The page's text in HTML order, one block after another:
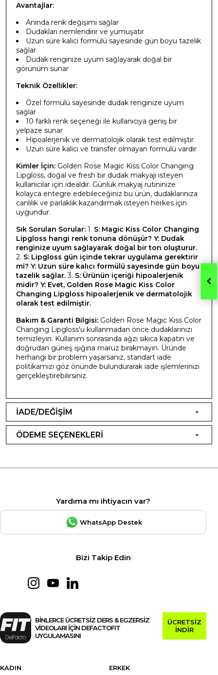
Avantajlar:
Anında renk değişimi sağlar
Dudakları nemlendirir ve yumuşatır
Uzun süre kalıcı formülü sayesinde gün boyu tazelik
sağlar
Dudak renginize uyum sağlayarak doğal bir
görünüm sunar
Teknik Özellikler:
Özel formülü sayesinde dudak renginize uyum
sağlar
10 farklı renk seçeneği ile kullanıcıya geniş bir
yelpaze sunar
Hipoalerjenik ve dermatolojik olarak test edilmiştir
Uzun süre kalıcı ve transfer olmayan formülü vardır
Kimler İçin: Golden Rose Magic Kiss Color Changing
Lipgloss, doğal ve fresh bir dudak makyajı isteyen
kullanıcılar için idealdir. Günlük makyaj rutininize
kolayca entegre edebileceğiniz bu ürün, dudaklarınıza
canlılık ve parlaklık kazandırmak isteyen herkes için
uygundur.
Sık Sorulan Sorular: 1. S: Magic Kiss Color Changing
Lipgloss hangi renk tonuna dönüşür? Y: Dudak
renginize uyum sağlayarak doğal bir ton oluşturur.
2. S: Lipgloss gün içinde tekrar uygulama gerektirir
mi? Y: Uzun süre kalıcı formülü sayesinde gün boyu
tazelik sağlar.3. S: Ürünün içeriği hipoalerjenik
midir? Y: Evet, Golden Rose Magic Kiss Color
Changing Lipgloss hipoalerjenik ve dermatolojik
olarak test edilmiştir.
Bakım & Garanti Bilgisi: Golden Rose Magic Kiss Color
Changing Lipgloss'u kullanmadan önce dudaklarınızı
temizleyin. Kullanım sonrasında ağzı sıkıca kapatın ve
doğrudan güneş ışığına maruz bırakmayın. Üründe
herhangi bir problem yaşarsanız, standart iade
politikamızı göz önünde bulundurarak iade işlemlerinizi
gerçekleştirebilirsiniz.
İADE/DEĞİŞİM
ÖDEME SEÇENEKLERİ
Yardıma mı ihtiyacın var?
WhatsApp Destek
Bizi Takip Edin
BİNLERCE ÜCRETSİZ DERS & EGZERSİZ
VİDEOLARI İÇİN DEFACTOFIT
UYGULAMASINI
ÜCRETSİZ
İNDİR
KADIN
ERKEK